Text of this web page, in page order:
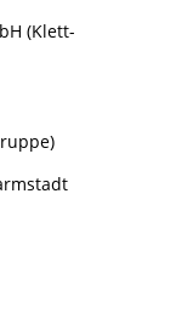
(Klett-